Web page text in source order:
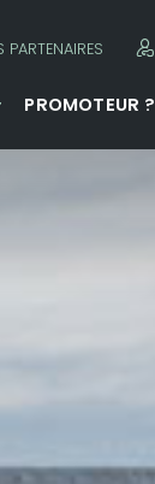
PARTENAIRES
PROMOTEUR ?